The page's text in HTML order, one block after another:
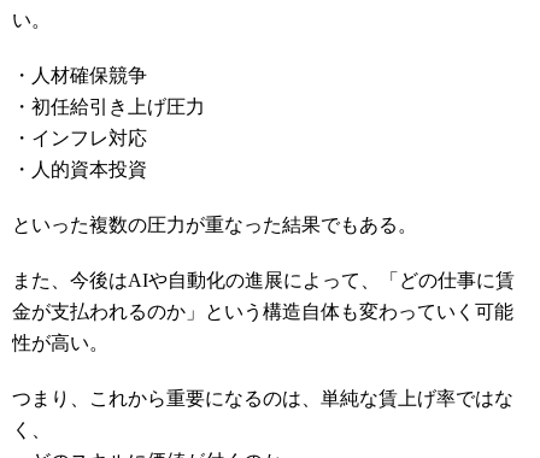
い。
・人材確保競争
・初任給引き上げ圧力
・インフレ対応
・人的資本投資
といった複数の圧力が重なった結果でもある。
また、今後はAIや自動化の進展によって、「どの仕事に賃
金が支払われるのか」という構造自体も変わっていく可能
性が高い。
つまり、これから重要になるのは、単純な賃上げ率ではな
く、